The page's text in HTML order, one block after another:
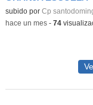
subido por Cp
-hace un mes- 74